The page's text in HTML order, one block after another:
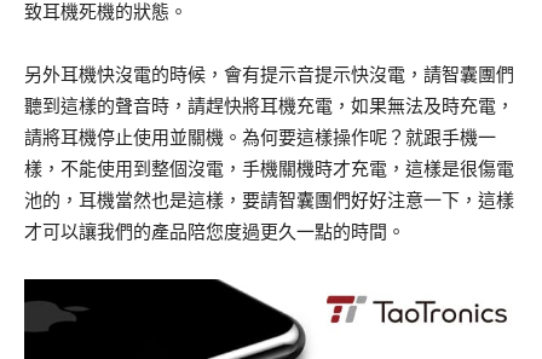
致耳機死機的狀態。
另外耳機快沒電的時候，會有提示音提示快沒電，請智囊團們
聽到這樣的聲音時，請趕快將耳機充電，如果無法及時充電，
請將耳機停止使用並關機。為何要這樣操作呢？就跟手機一
樣，不能使用到整個沒電，手機關機時才充電，這樣是很傷電
池的，耳機當然也是這樣，要請智囊團們好好注意一下，這樣
才可以讓我們的產品陪您度過更久一點的時間。